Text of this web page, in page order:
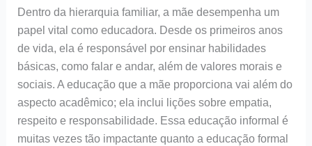
Dentro da hierarquia familiar, a mãe desempenha um
papel vital como educadora. Desde os primeiros anos
de vida, ela é responsável por ensinar habilidades
básicas, como falar e andar, além de valores morais e
sociais. A educação que a mãe proporciona vai além do
aspecto acadêmico; ela inclui lições sobre empatia,
respeito e responsabilidade. Essa educação informal é
muitas vezes tão impactante quanto a educação formal